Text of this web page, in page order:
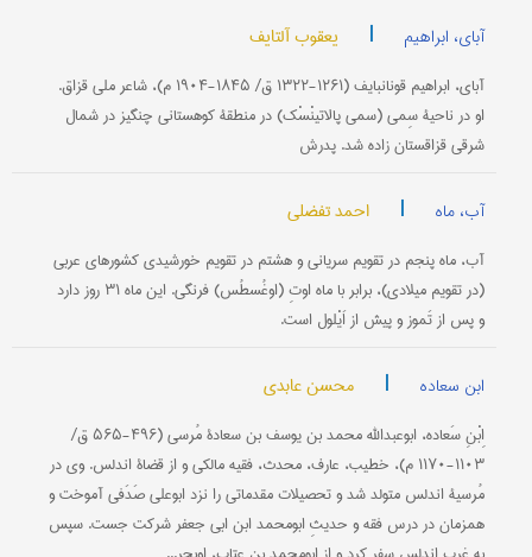
آبای، ابراهیم | یعقوب آلتایف
آبای، ابراهیم قونانبایف (۱۲۶۱-۱۳۲۲ ق/ ۱۸۴۵-۱۹۰۴ م)، شاعر ملی قزاق.
او در ناحیۀ سِمی (سمی پالاتینْسْک) در منطقۀ کوهستانی چنگیز در شمال
شرقی قزاقستان زاده شد. پدرش
آب، ماه | احمد تفضلی
آب، ماه پنجم در تقویم سریانی و هشتم در تقویم خورشیدی کشورهای عربی
(در تقویم میلادی)، برابر با ماه اوتِ (اوغُسطُس) فرنگی. این ماه ۳۱ روز دارد
و پس از تَموز و پیش از اَیْلول است.
ابن سعاده | محسن عابدی
اِبْنِ سَعاده، ابوعبدالله محمد بن يوسف بن سعادۀ مُرسی (۴۹۶-۵۶۵ ق/
۱۱۰۳-۱۱۷۰ م)، خطيب، عارف، محدث، فقيه مالكی و از قضاة اندلس. وی در
مُرسيۀ اندلس متولد شد و تحصيلات مقدماتی را نزد ابوعلی صَدَفی آموخت و
همزمان در درس فقه و حديثِ ابومحمد ابن ابی جعفر شركت جست. سپس